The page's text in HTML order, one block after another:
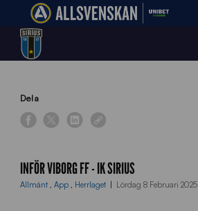
Home»
Dela
INFÖR VIBORG FF - IK SIRIUS
Allmänt , App , Herrlaget Lördag 8 Februari 2025